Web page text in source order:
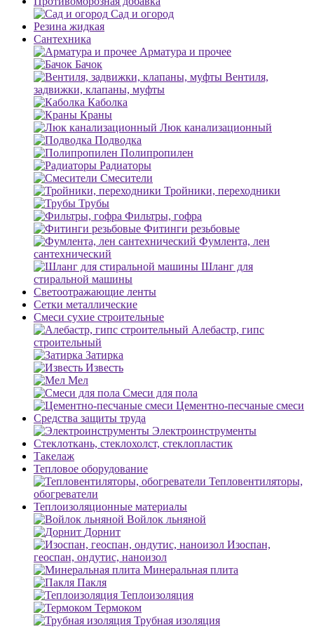
Сад и огород
Резина жидкая
Сантехника
Арматура и прочее
Бачок
Вентиля,
задвижки, клапаны, муфты
Каболка
Краны
Люк канализационный
Подводка
Полипропилен
Радиаторы
Смесители
Тройники, переходники
Трубы
Фильтры, гофра
Фитинги резьбовые
Фумлента, лен
сантехнический
Шланг для
стиральной машины
Светоотражающие ленты
Сетки металлические
Смеси сухие строительные
Алебастр, гипс
строительный
Затирка
Известь
Мел
Смеси для пола
Цементно-песчаные смеси
Средства защиты труда
Электроинструменты
Стеклоткань, стеклохолст, стеклопластик
Такелаж
Тепловое оборудование
Тепловентиляторы,
обогреватели
Теплоизоляционные материалы
Войлок льняной
Дорнит
Изоспан,
геоспан, ондутис, наноизол
Минеральная плита
Пакля
Теплоизоляция
Термоком
Трубная изоляция